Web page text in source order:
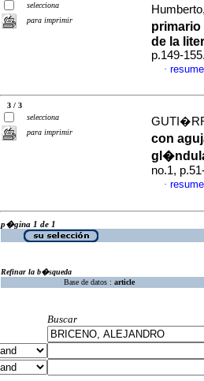
selecciona
para imprimir
de la
p.149-
·
3 / 3
selecciona
para imprimir
con
no.1,
·
p�gina 1 de 1
Refinar la b�squeda
Base de datos : article
Buscar